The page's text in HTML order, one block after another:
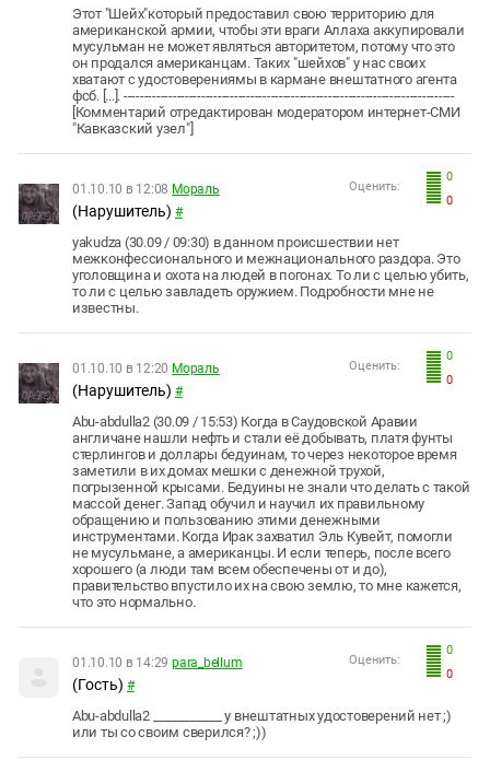
Этот "Шейх"который предоставил свою территорию для
американской армии, чтобы эти враги Аллаха аккупировали
мусульман не может являться авторитетом, потому что это
он продался американцам. Таких "шейхов" у нас своих
хватают с удостоверениямы в кармане внештатного агента
фсб. [...]. ---------------------------------------------------------------------------------
[Комментарий отредактирован модератором интернет-СМИ
"Кавказский узел"]
0
0
Оценить:
01.10.10 в 12:08 Мораль
(Нарушитель) #
yakudza (30.09 / 09:30) в данном происшествии нет
межконфессионального и межнационального раздора. Это
уголовщина и охота на людей в погонах. То ли с целью убить,
то ли с целью завладеть оружием. Подробности мне не
известны.
0
0
Оценить:
01.10.10 в 12:20 Мораль
(Нарушитель) #
Abu-abdulla2 (30.09 / 15:53) Когда в Саудовской Аравии
англичане нашли нефть и стали её добывать, платя фунты
стерлингов и доллары бедуинам, то через некоторое время
заметили в их домах мешки с денежной трухой,
погрызенной крысами. Бедуины не знали что делать с такой
массой денег. Запад обучил и научил их правильному
обращению и пользованию этими денежными
инструментами. Когда Ирак захватил Эль Кувейт, помогли
не мусульмане, а американцы. И если теперь, после всего
хорошего (а люди там всем обеспечены от и до),
правительство впустило их на свою землю, то мне кажется,
что это нормально.
0
0
Оценить:
01.10.10 в 14:29 para_bellum
(Гость) #
Abu-abdulla2 ___________ у внештатных удостоверений нет ;)
или ты со своим сверился? ;))